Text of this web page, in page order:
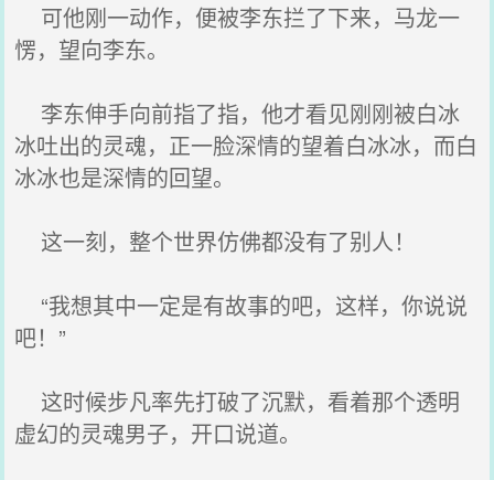
可他刚一动作，便被李东拦了下来，马龙一
愣，望向李东。
李东伸手向前指了指，他才看见刚刚被白冰
冰吐出的灵魂，正一脸深情的望着白冰冰，而白
冰冰也是深情的回望。
这一刻，整个世界仿佛都没有了别人！
“我想其中一定是有故事的吧，这样，你说说
吧！”
这时候步凡率先打破了沉默，看着那个透明
虚幻的灵魂男子，开口说道。